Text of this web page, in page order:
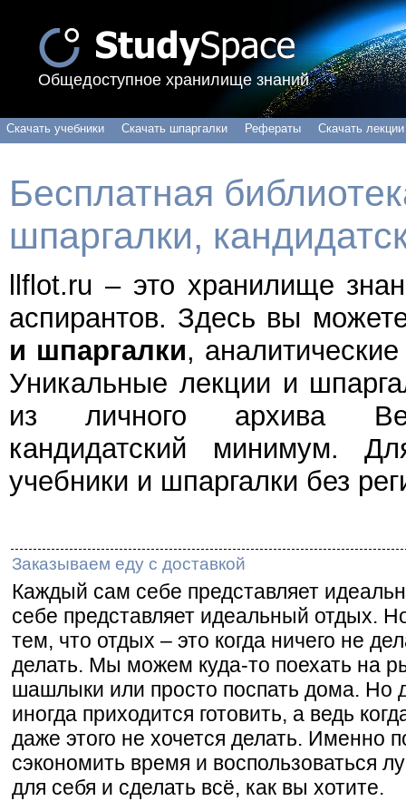
Общедоступное хранилище знаний
Скачать учебники Скачать шпаргалки Рефераты Скачать лекции
Бесплатная
шпаргалки,
llflot.ru – это хранилище
аспирантов. Здесь вы
и шпаргалки,
Уникальные лекции и
из личного архива
кандидатский минимум.
учебники и шпаргалки без
Заказываем еду с доставкой
Каждый сам себе представляет
себе представляет идеальный отдых.
тем, что отдых – это когда ничего не
делать. Мы можем куда-то поехать на
шашлыки или просто поспать дома. Но
иногда приходится готовить, а ведь
даже этого не хочется делать. Именно
сэкономить время и воспользоваться
для себя и сделать всё, как вы хотите.